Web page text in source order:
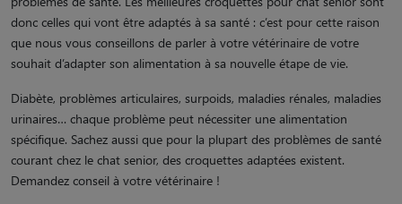
donc celles qui vont être adaptés à sa santé : c’est pour cette raison
que nous vous conseillons de parler à votre vétérinaire de votre
souhait d’adapter son alimentation à sa nouvelle étape de vie.
Diabète, problèmes articulaires, surpoids, maladies rénales, maladies
urinaires… chaque problème peut nécessiter une alimentation
spécifique. Sachez aussi que pour la plupart des problèmes de santé
courant chez le chat senior, des croquettes adaptées existent.
Demandez conseil à votre vétérinaire !